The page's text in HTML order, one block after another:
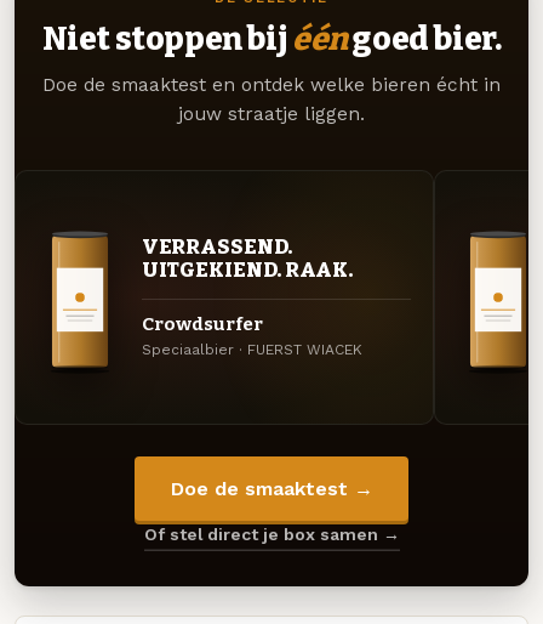
Niet stoppen bij ééngoed bier.
Doe de smaaktest en ontdek welke bieren écht in
jouw straatje liggen.
VERRASSEND.
UITGEKIEND. RAAK.
Crowdsurfer
Speciaalbier · FUERST WIACEK
Doe de smaaktest →
Of stel direct je box samen →